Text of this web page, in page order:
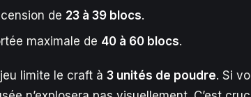
de 23 à 39 blocs.
maximale de 40 à 60 blocs.
limite le craft à 3 unités de poudre. Si